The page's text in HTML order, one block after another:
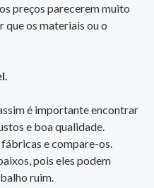
preços parecerem muito
que os materiais ou o
é importante encontrar
e boa qualidade.
e compare-os.
pois eles podem
ruim.